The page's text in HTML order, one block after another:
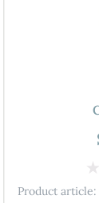
Product article: